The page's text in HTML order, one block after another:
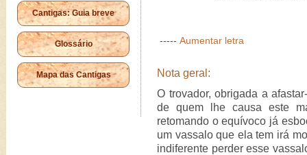
Cantigas: Guia breve
Glossário
Mapa das Cantigas
----- Aumentar letra
Nota geral:
O trovador, obrigada a
de quem lhe causa este
retomando o equívoco já
um vassalo que ela tem irá
indiferente perder esse